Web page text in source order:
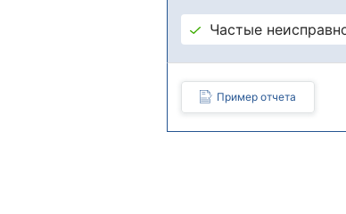
Частые
Пример отчета